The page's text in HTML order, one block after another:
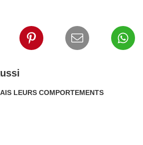
LEURS COMPORTEMENTS